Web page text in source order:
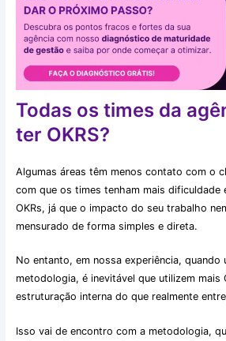
Todas os times da
ter OKRS?
Algumas áreas têm menos contato com o
com que os times tenham mais dificuldade
OKRs, já que o impacto do seu trabalho
mensurado de forma simples e direta.
No entanto, em nossa experiência, quando
metodologia, é inevitável que utilizem mais
estruturação interna do que realmente
Isso vai de encontro com a metodologia,